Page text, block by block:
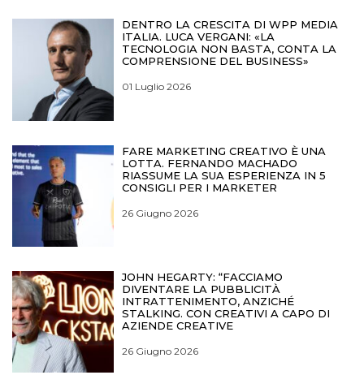
DENTRO LA CRESCITA DI WPP MEDIA
ITALIA. LUCA VERGANI: «LA
TECNOLOGIA NON BASTA, CONTA LA
COMPRENSIONE DEL BUSINESS»
01 Luglio 2026
FARE MARKETING CREATIVO È UNA
LOTTA. FERNANDO MACHADO
RIASSUME LA SUA ESPERIENZA IN 5
CONSIGLI PER I MARKETER
26 Giugno 2026
JOHN HEGARTY: “FACCIAMO
DIVENTARE LA PUBBLICITÀ
INTRATTENIMENTO, ANZICHÉ
STALKING. CON CREATIVI A CAPO DI
AZIENDE CREATIVE
26 Giugno 2026